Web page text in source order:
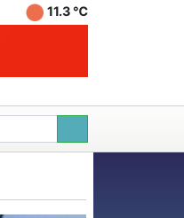
11.3 ℃